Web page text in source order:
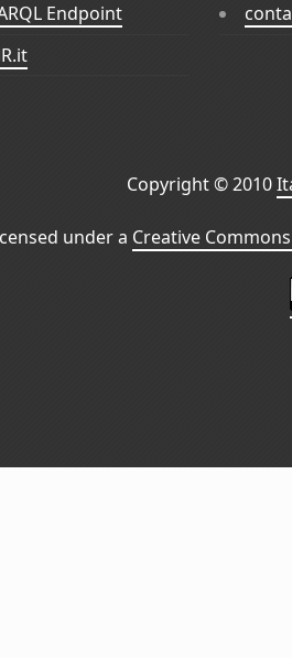
Endpoint
Copyright © 2010
under a Creative